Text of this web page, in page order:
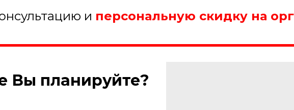
и персональную скидку на
Вы планируйте?